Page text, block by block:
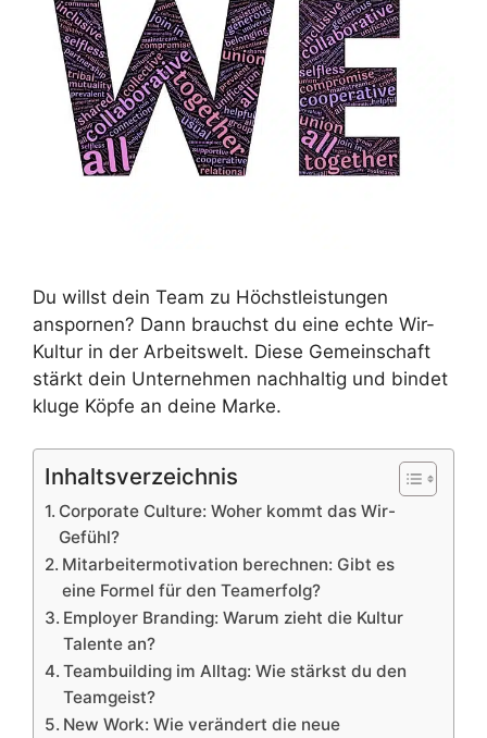
Du willst dein Team zu Höchstleistungen
anspornen? Dann brauchst du eine echte Wir-
Kultur in der Arbeitswelt. Diese Gemeinschaft
stärkt dein Unternehmen nachhaltig und bindet
kluge Köpfe an deine Marke.
Inhaltsverzeichnis
Corporate Culture: Woher kommt das Wir-
Gefühl?
Mitarbeitermotivation berechnen: Gibt es
eine Formel für den Teamerfolg?
Employer Branding: Warum zieht die Kultur
Talente an?
Teambuilding im Alltag: Wie stärkst du den
Teamgeist?
New Work: Wie verändert die neue